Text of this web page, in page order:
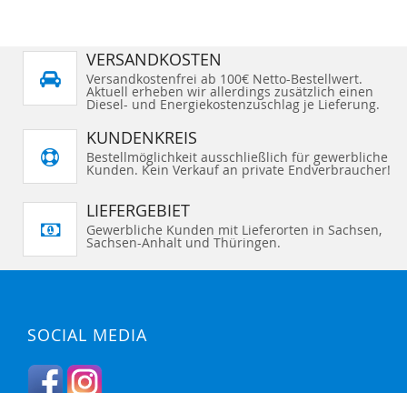
VERSANDKOSTEN
Versandkostenfrei ab 100€ Netto-Bestellwert.
Aktuell erheben wir allerdings zusätzlich einen
Diesel- und Energiekostenzuschlag je Lieferung.
KUNDENKREIS
Bestellmöglichkeit ausschließlich für gewerbliche
Kunden. Kein Verkauf an private Endverbraucher!
LIEFERGEBIET
Gewerbliche Kunden mit Lieferorten in Sachsen,
Sachsen-Anhalt und Thüringen.
SOCIAL MEDIA